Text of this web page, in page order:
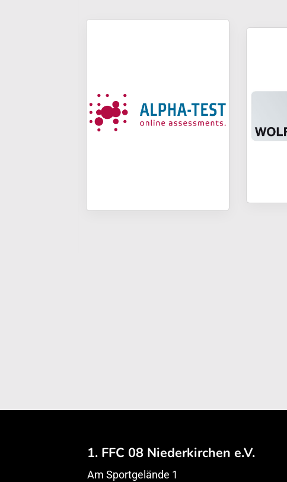
1. FFC 08 Niederkirchen e.V.
Am Sportgelände 1